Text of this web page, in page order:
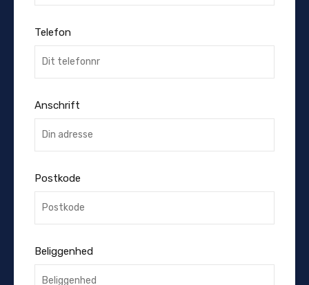
Telefon
Anschrift
Postkode
Beliggenhed